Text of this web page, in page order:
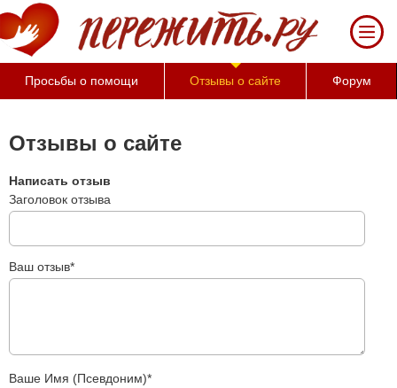
Просьбы о помощи Отзывы о сайте Форум
Отзывы о сайте
Написать отзыв
Заголовок отзыва
Ваш отзыв*
Ваше Имя (Псевдоним)*